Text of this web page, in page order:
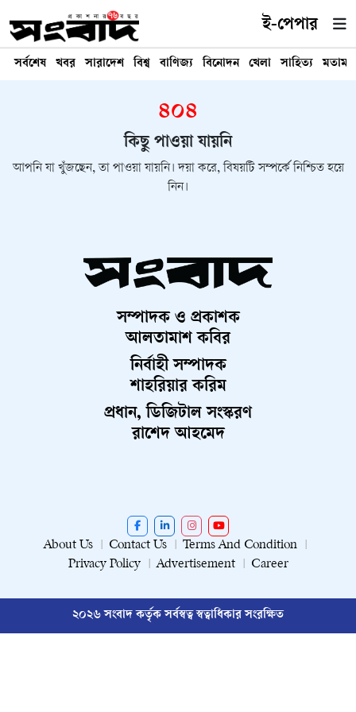
ই-পেপার
সর্বশেষ খবর সারাদেশ বিশ্ব বাণিজ্য বিনোদন খেলা সাহিত্য মতামত
৪০৪
কিছু পাওয়া যায়নি
আপনি যা খুঁজছেন, তা পাওয়া যায়নি। দয়া করে, বিষয়টি সম্পর্কে নিশ্চিত হয়ে
নিন।
সম্পাদক ও প্রকাশক
আলতামাশ কবির
নির্বাহী সম্পাদক
শাহরিয়ার করিম
প্রধান, ডিজিটাল সংস্করণ
রাশেদ আহমেদ
About Us Contact Us
Terms And Condition
Privacy Policy
Advertisement Career
২০২৬ সংবাদ কর্তৃক সর্বস্বত্ব স্বত্বাধিকার সংরক্ষিত